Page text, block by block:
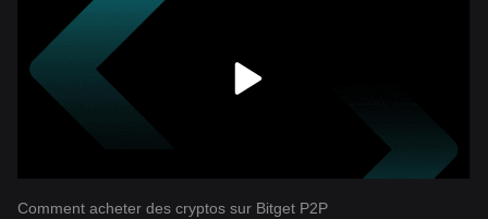
Comment acheter des cryptos sur Bitget P2P